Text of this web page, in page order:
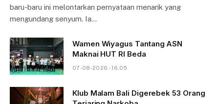
baru-baru ini melontarkan pernyataan menarik yang
mengundang senyum. Ia…
Wamen Wiyagus Tantang ASN
Maknai HUT RI Beda
07-08-2026 - 16.05
Klub Malam Bali Digerebek 53 Orang